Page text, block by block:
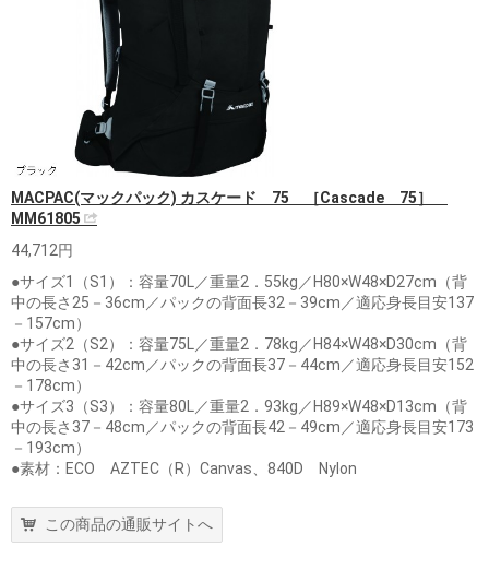
MACPAC(マックパック) カスケード 75 ［Cascade 75］
MM61805
44,712円
●サイズ1（S1）：容量70L／重量2．55kg／H80×W48×D27cm（背
中の長さ25－36cm／パックの背面長32－39cm／適応身長目安137
－157cm）
●サイズ2（S2）：容量75L／重量2．78kg／H84×W48×D30cm（背
中の長さ31－42cm／パックの背面長37－44cm／適応身長目安152
－178cm）
●サイズ3（S3）：容量80L／重量2．93kg／H89×W48×D13cm（背
中の長さ37－48cm／パックの背面長42－49cm／適応身長目安173
－193cm）
●素材：ECO AZTEC（R）Canvas、840D Nylon
この商品の通販サイトへ